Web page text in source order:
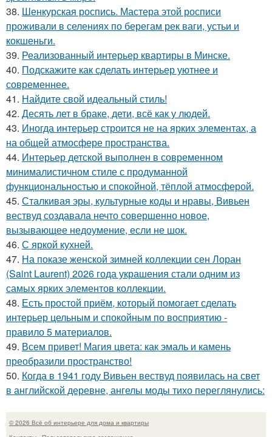
38. Шенкурская роспись. Мастера этой росписи
проживали в селениях по берегам рек ваги, устьи и
кокшеньги.
39. Реализованный интерьер квартиры в Минске.
40. Подскажите как сделать интерьер уютнее и
современнее.
41. Найдите свой идеальный стиль!
42. Десять лет в браке, дети, всё как у людей.
43. Иногда интерьер строится не на ярких элементах, а
на общей атмосфере пространства.
44. Интерьер детской выполнен в современном
минималистичном стиле с продуманной
функциональностью и спокойной, тёплой атмосферой.
45. Сталкивая эры, культурные коды и нравы, Вивьен
вествуд создавала нечто совершенно новое,
вызывающее недоумение, если не шок.
46. С яркой кухней.
47. На показе женской зимней коллекции сен Лоран
(Saint Laurent) 2026 года украшения стали одним из
самых ярких элементов коллекции.
48. Есть простой приём, который помогает сделать
интерьер цельным и спокойным по восприятию -
правило 5 материалов.
49. Всем привет! Магия цвета: как эмаль и камень
преобразили пространство!
50. Когда в 1941 году Вивьен вествуд появилась на свет
в английской деревне, ангелы моды тихо переглянулись:
© 2026 Всё об интерьере для дома и квартиры